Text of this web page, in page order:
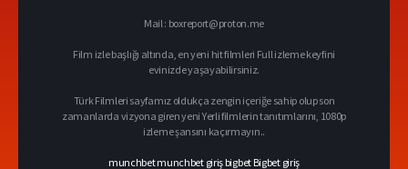
Mail : boxreport@proton.me
Film izle başlığı altında, en yeni hit filmleri Full izleme keyfini
evinizde yaşayabilirsiniz.
Türk Filmleri sayfamız oldukça zengin içeriğe sahip olup son
zamanlarda vizyona giren yeni Yerli filmlerin tanıtımlarını, 1080p
izleme şansını kaçırmayın..
munchbetmunchbet giriş bigbet Bigbet giriş